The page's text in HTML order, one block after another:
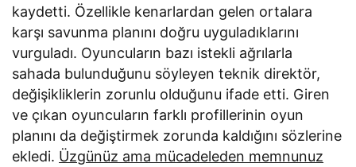
kaydetti. Özellikle kenarlardan gelen ortalara
karşı savunma planını doğru uyguladıklarını
vurguladı. Oyuncuların bazı istekli ağrılarla
sahada bulunduğunu söyleyen teknik direktör,
değişikliklerin zorunlu olduğunu ifade etti. Giren
ve çıkan oyuncuların farklı profillerinin oyun
planını da değiştirmek zorunda kaldığını sözlerine
ekledi. Üzgünüz ama mücadeleden memnunuz